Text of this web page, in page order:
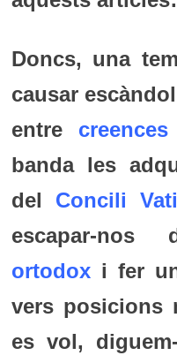
Doncs, una
causar
entre
banda les
del Concili
escapar-nos
ortodoxi fer
vers posicions
es vol,